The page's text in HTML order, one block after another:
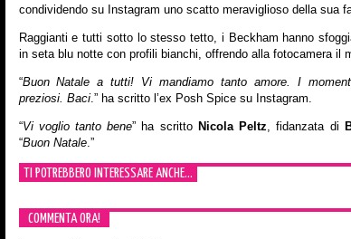
condividendo su Instagram uno scatto meraviglioso della sua
Raggianti e tutti sotto lo stesso tetto, i Beckham hanno
in seta blu notte con profili bianchi, offrendo alla fotocamera il
“Buon Natale a tutti! Vi mandiamo tanto amore. I
preziosi. Baci.” ha scritto l’ex Posh Spice su Instagram.
“Vi voglio tanto bene” ha scritto Nicola Peltz, fidanzata di
“Buon Natale.”
TI POTREBBERO INTERESSARE ANCHE...
COMMENTA ORA!